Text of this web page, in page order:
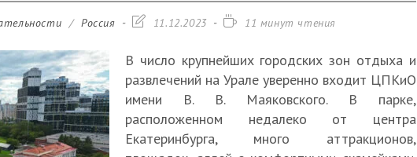
/ Россия
Запись11.12.2023
Время11 минут чтения
В число крупнейших городских зон отдыха и
развлечений на Урале уверенно входит ЦПКиО
имени В. В. Маяковского. В парке,
расположенном недалеко от центра
Екатеринбурга, много аттракционов,